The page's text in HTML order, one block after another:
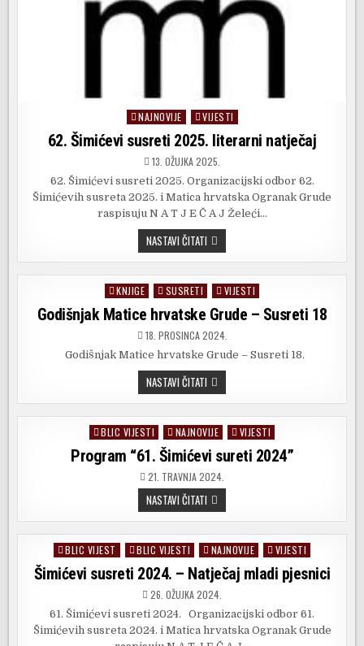
Posted
NAJNOVIJE VIJESTI
62. Šimićevi susreti 2025. literarni natječaj
13. OŽUJKA 2025.
62. Šimićevi susreti 2025. Organizacijski odbor 62.
Šimićevih susreta 2025. i Matica hrvatska Ogranak Grude
raspisuju N A T J E Č A J Želeći…
NASTAVI ČITATI 62.
ŠIMIĆEVI
SUSRETI
2025.
LITERARNI
NATJEČAJ
Posted
in
KNJIGE SUSRETI VIJESTI
Godišnjak Matice hrvatske Grude – Susreti 18
18. PROSINCA 2024.
Godišnjak Matice hrvatske Grude – Susreti 18.
NASTAVI ČITATI GODIŠNJAK
MATICE
HRVATSKE
GRUDE
–
SUSRETI
18
Posted
BLIC VIJESTI NAJNOVIJE VIJESTI
Program “61. Šimićevi sureti 2024”
21. TRAVNJA 2024.
NASTAVI ČITATI PROGRAM
“61.
ŠIMIĆEVI
SURETI
2024”
Posted
in
BLIC VIJEST BLIC VIJESTI NAJNOVIJE VIJESTI
Šimićevi susreti 2024. – Natječaj mladi pjesnici
26. OŽUJKA 2024.
61. Šimićevi susreti 2024. Organizacijski odbor 61.
Šimićevih susreta 2024. i Matica hrvatska Ogranak Grude